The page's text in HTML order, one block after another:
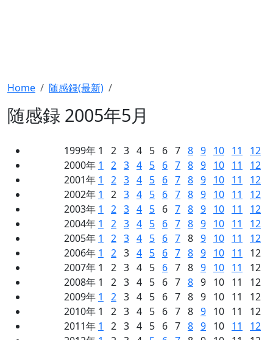
Home 随感録(最新)
随感録 2005年5月
1999年 1 2 3 4 5 6 7 8 9 10 11
12
2000年 1 2 3 4 5 6 7 8 9 10 11
12
2001年 1 2 3 4 5 6 7 8 9 10 11
12
2002年 1 2 3 4 5 6 7 8 9 10 11
12
2003年 1 2 3 4 5 6 7 8 9 10 11
12
2004年 1 2 3 4 5 6 7 8 9 10 11
12
2005年 1 2 3 4 5 6 7 8 9 10 11
12
2006年 1 2 3 4 5 6 7 8 9 10 11
12
2007年 1 2 3 4 5 6 7 8 9 10 11
12
2008年 1 2 3 4 5 6 7 8 9 10 11 12
2009年 1 2 3 4 5 6 7 8 9 10 11 12
2010年 1 2 3 4 5 6 7 8 9 10 11 12
2011年 1 2 3 4 5 6 7 8 9 10 11
12